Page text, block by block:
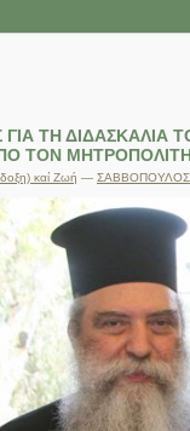
ΓΙΑ ΤΗ
ΤΟΝ
καί Ζωή —